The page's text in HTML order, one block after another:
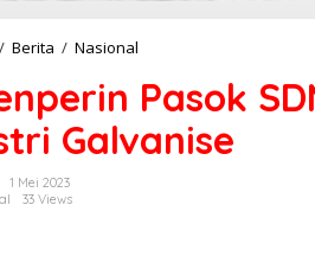
/ Berita / Nasional
m
e
n
p
Pasok
Galvanise
1 Mei 2023
33 Views